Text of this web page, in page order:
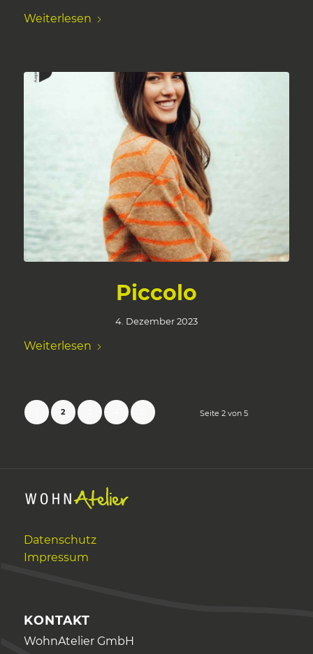
Weiterlesen
Piccolo
4. Dezember 2023
Weiterlesen
Seite 2 von 5
2
Datenschutz
Impressum
KONTAKT
WohnAtelier GmbH